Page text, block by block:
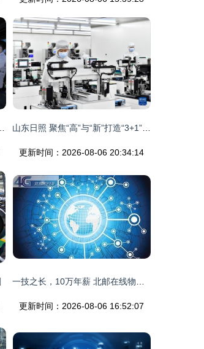
更新时间：2026-08-06 20:34:14
更新时间：2026-08-06 16:52:07